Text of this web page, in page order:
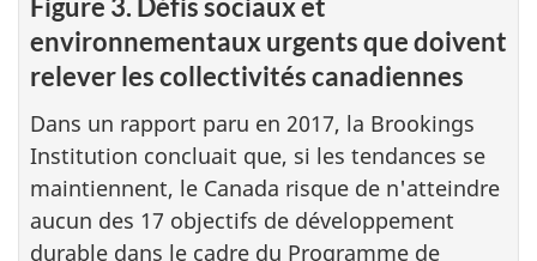
Figure 3. Défis sociaux et
environnementaux urgents que doivent
relever les collectivités canadiennes
Dans un rapport paru en 2017, la Brookings
Institution concluait que, si les tendances se
maintiennent, le Canada risque de n'atteindre
aucun des 17 objectifs de développement
durable dans le cadre du Programme de